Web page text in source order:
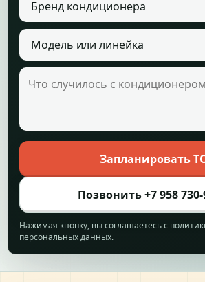
Модель кондиционера
Что случилось с кондиционером
Запланировать
Позвонить +7 958 730-
Нажимая кнопку, вы соглашаетесь с
персональных данных.